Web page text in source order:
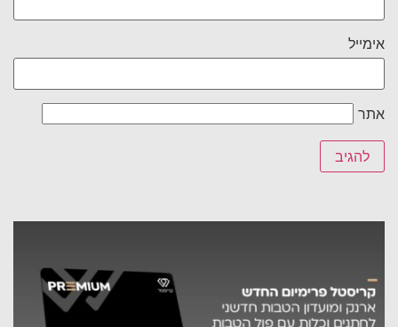
אימייל
אתר